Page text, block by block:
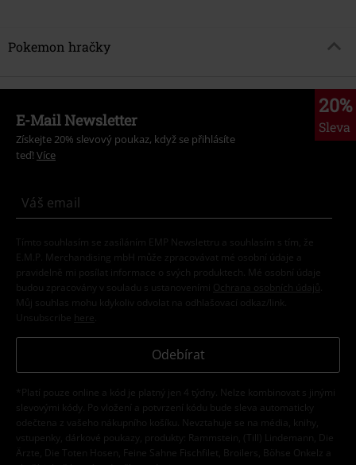
Pokemon hračky
20%
Sleva
E-Mail Newsletter
Získejte 20% slevový poukaz, když se přihlásíte
teď! Více
Tímto souhlasím se zasíláním EMP Newslettru a souhlasím s tím, že
E.M.P. Merchandising mbH může zpracovávat mé osobní údaje a
pravidelně mi posílat informace o svých produktech. Mé osobní údaje
budou zpracovány v souladu s ustanoveními
Ochrana osobních údajů
Můj souhlas mohu kdykoliv odvolat na odhlašovací odkaz/link.
Unsubscribe here
Odebírat
*Platí pouze online a kód je platný jen 4 týdny. Nelze kombinovat s jinými
slevovými kódy. Po vložení a potvrzení kódu bude sleva automaticky
odečtena z vašeho nákupního košíku. Nevztahuje se na média, knihy,
vstupenky, dárkové poukazy, produkty: Rammstein, (Till) Lindemann, Die
Ärzte, Die Toten Hosen, Feine Sahne Fischfilet, Broilers, Böhse Onkelz a